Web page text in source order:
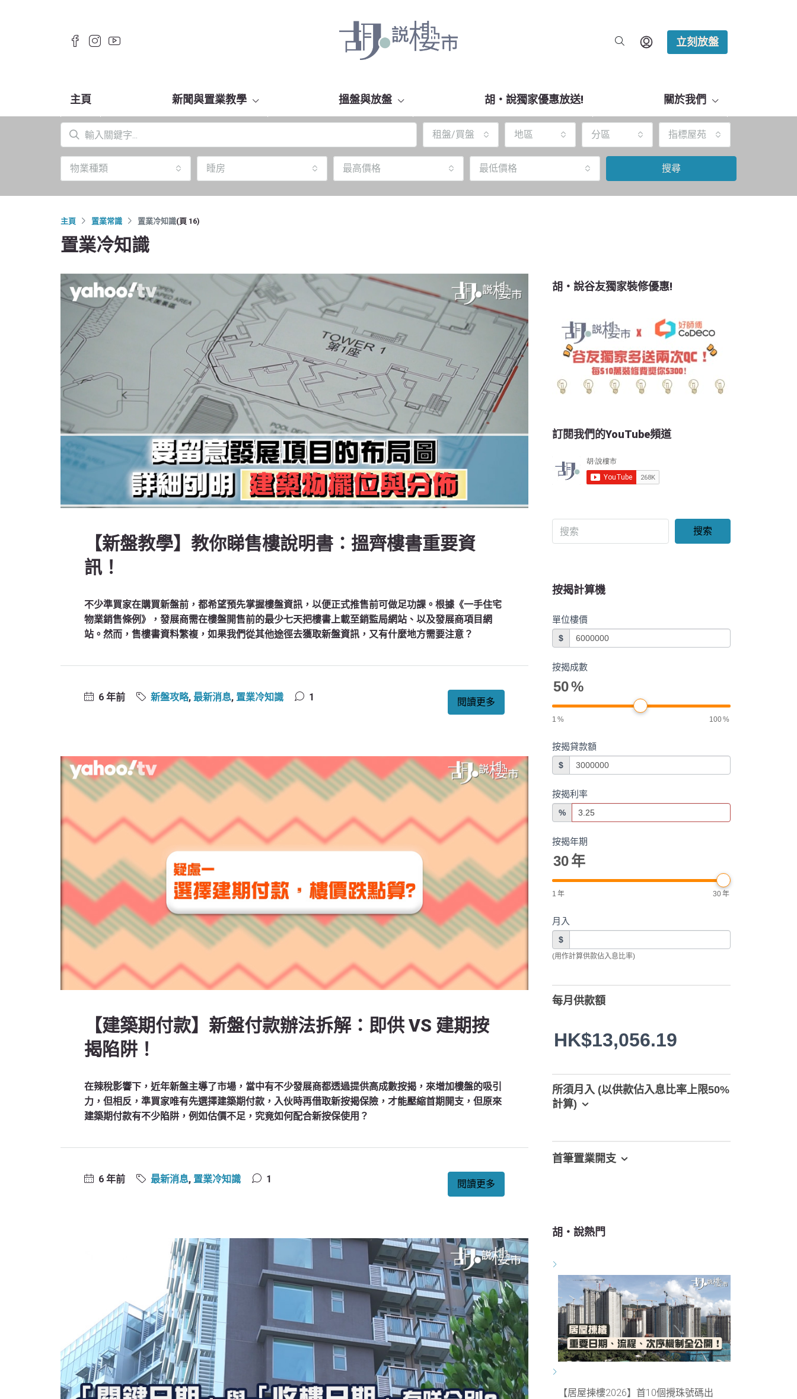
立刻放盤
主頁 新聞與置業教學 搵盤與放盤 胡‧說獨家優惠放送! 關於我們
租盤/買盤 地區 分區 指標屋苑
物業種類 睡房 最高價格 最低價格 搜尋
主頁 置業常識 置業冷知識(頁 16)
置業冷知識
【新盤教學】教你睇售樓說明書：搵齊樓書重要資
訊！
不少準買家在購買新盤前，都希望預先掌握樓盤資訊，以便正式推售前可做足功課。根據《一手住宅
物業銷售條例》，發展商需在樓盤開售前的最少七天把樓書上載至銷監局網站、以及發展商項目網
站。然而，售樓書資料繁複，如果我們從其他途徑去獲取新盤資訊，又有什麼地方需要注意？
6 年前 新盤攻略, 最新消息, 置業冷知識 1 閱讀更多
【建築期付款】新盤付款辦法拆解：即供 VS 建期按
揭陷阱！
在辣稅影響下，近年新盤主導了市場，當中有不少發展商都透過提供高成數按揭，來增加樓盤的吸引
力，但相反，準買家唯有先選擇建築期付款，入伙時再借取新按揭保險，才能壓縮首期開支，但原來
建築期付款有不少陷阱，例如估價不足，究竟如何配合新按保使用？
6 年前 最新消息, 置業冷知識 1 閱讀更多
胡‧說谷友獨家裝修優惠!
訂閱我們的YouTube頻道
搜索
按揭計算機
單位樓價
$
按揭成數
50%
1 % 100%
按揭貸款額
$
按揭利率
%
按揭年期
30年
1 年 30年
月入
$
(用作計算供款佔入息比率)
每月供款額
HK$13,056.19
所須月入 (以供款佔入息比率上限50%
計算)
首筆置業開支
胡‧說熱門
【居屋揀樓2026】首10個攪珠號碼出